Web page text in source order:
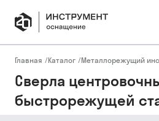
Главная /Каталог /Металлорежущий
Сверла
быстрорежущей